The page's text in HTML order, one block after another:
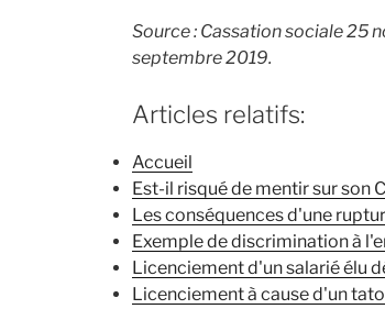
Source : Cassation sociale 25
septembre 2019.
Articles relatifs:
Accueil
Est-il risqué de mentir sur son
Les conséquences d'une
Exemple de discrimination à
Licenciement d'un salarié élu
Licenciement à cause d'un